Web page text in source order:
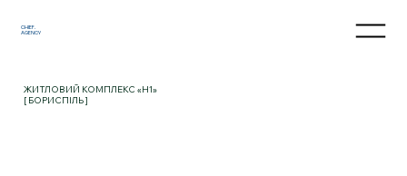
CHIEF.
AGENCY
ЖИТЛОВИЙ КОМПЛЕКС «H1»
[ БОРИСПІЛЬ ]